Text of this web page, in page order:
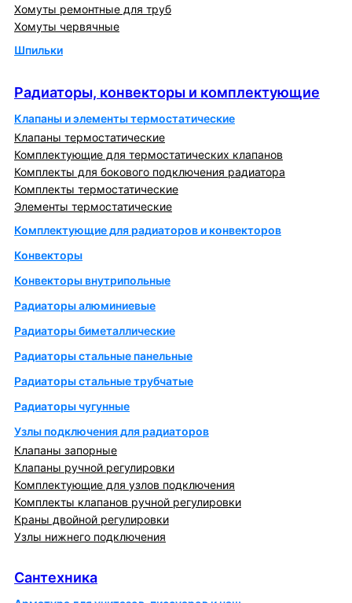
Хомуты ремонтные для труб
Хомуты червячные
Шпильки
Радиаторы, конвекторы и комплектующие
Клапаны и элементы термостатические
Клапаны термостатические
Комплектующие для термостатических клапанов
Комплекты для бокового подключения радиатора
Комплекты термостатические
Элементы термостатические
Комплектующие для радиаторов и конвекторов
Конвекторы
Конвекторы внутрипольные
Радиаторы алюминиевые
Радиаторы биметаллические
Радиаторы стальные панельные
Радиаторы стальные трубчатые
Радиаторы чугунные
Узлы подключения для радиаторов
Клапаны запорные
Клапаны ручной регулировки
Комплектующие для узлов подключения
Комплекты клапанов ручной регулировки
Краны двойной регулировки
Узлы нижнего подключения
Сантехника